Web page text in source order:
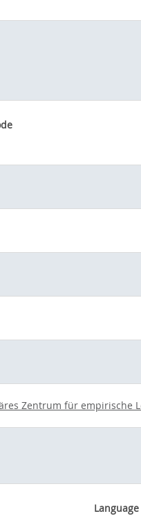
Zentrum für empirische
Language